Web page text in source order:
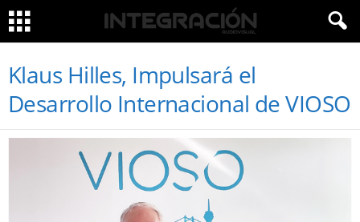
Klaus Hilles, Impulsará el
Desarrollo Internacional de VIOSO